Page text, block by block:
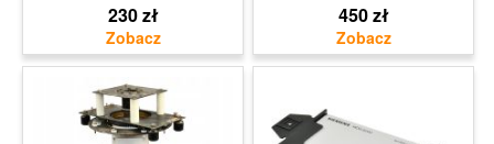
230 zł 450 zł